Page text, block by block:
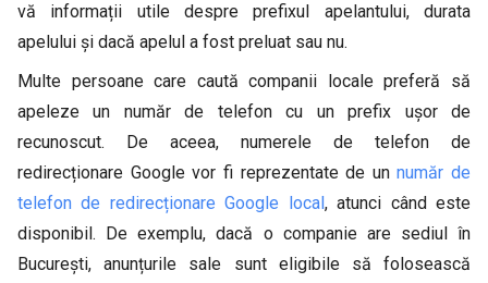
vă informații utile despre prefixul apelantului, durata
apelului și dacă apelul a fost preluat sau nu.
Multe persoane care caută companii locale preferă să
apeleze un număr de telefon cu un prefix ușor de
recunoscut. De aceea, numerele de telefon de
redirecționare Google vor fi reprezentate de unnumăr de
telefon de redirecționare Google local, atunci când este
disponibil. De exemplu, dacă o companie are sediul în
București, anunțurile sale sunt eligibile să folosească